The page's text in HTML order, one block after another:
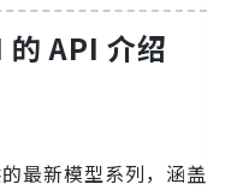
API 介绍
最新模型系列，涵盖